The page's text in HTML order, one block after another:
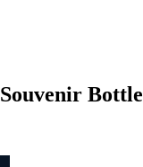
Souvenir Bottle